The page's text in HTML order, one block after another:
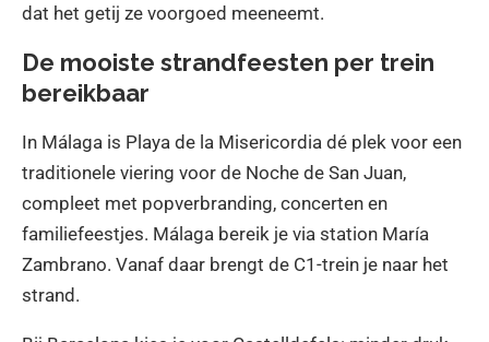
dat het getij ze voorgoed meeneemt.
De mooiste strandfeesten per trein
bereikbaar
In Málaga is Playa de la Misericordia dé plek voor een
traditionele viering voor de Noche de San Juan,
compleet met popverbranding, concerten en
familiefeestjes. Málaga bereik je via station María
Zambrano. Vanaf daar brengt de C1-trein je naar het
strand.